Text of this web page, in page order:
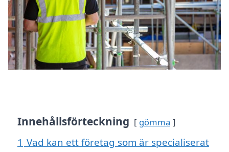
Innehållsförteckning gömma
1 Vad kan ett företag som är specialiserat